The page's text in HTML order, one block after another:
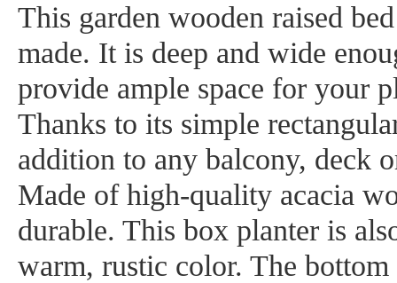
This garden wooden raised
made. It is deep and wide
provide ample space for your
Thanks to its simple
addition to any balcony, deck
Made of high-quality acacia
durable. This box planter is
warm, rustic color. The